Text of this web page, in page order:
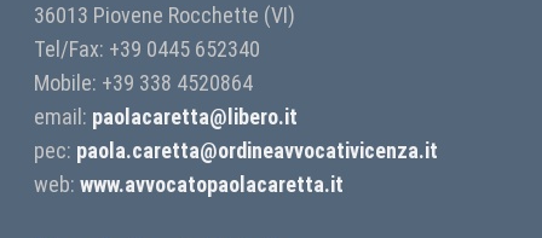
36013 Piovene Rocchette (VI)
Tel/Fax: +39 0445 652340
Mobile: +39 338 4520864
email: paolacaretta@libero.it
pec: paola.caretta@ordineavvocativicenza.it
web:www.avvocatopaolacaretta.it